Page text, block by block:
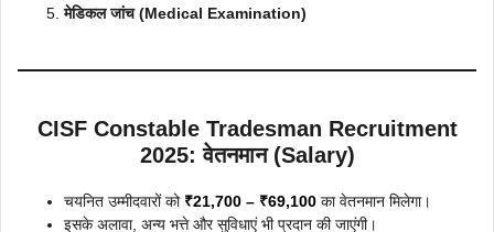
मेडिकल जांच (Medical Examination)
CISF Constable Tradesman Recruitment
2025: वेतनमान (Salary)
चयनित उम्मीदवारों को₹21,700 – ₹69,100 का वेतनमान मिलेगा।
इसके अलावा, अन्य भत्ते और सुविधाएं भी प्रदान की जाएंगी।